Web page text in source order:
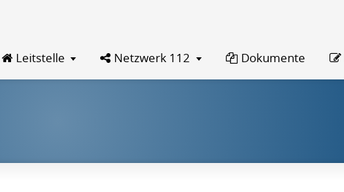
Leitstelle Netzwerk 112 Dokumente